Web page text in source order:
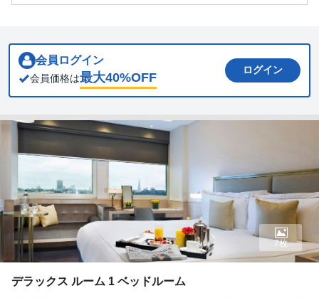
会員ログイン
会員価格は最大40%OFF
ログイン
デラックス ルーム 1 ベッドルーム
7枚